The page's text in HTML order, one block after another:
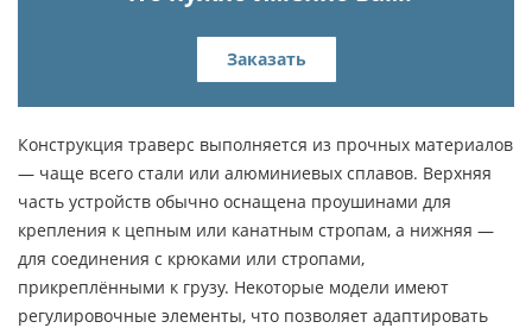
Заказать
Конструкция траверс выполняется из прочных материалов
— чаще всего стали или алюминиевых сплавов. Верхняя
часть устройств обычно оснащена проушинами для
крепления к цепным или канатным стропам, а нижняя —
для соединения с крюками или стропами,
прикреплёнными к грузу. Некоторые модели имеют
регулировочные элементы, что позволяет адаптировать